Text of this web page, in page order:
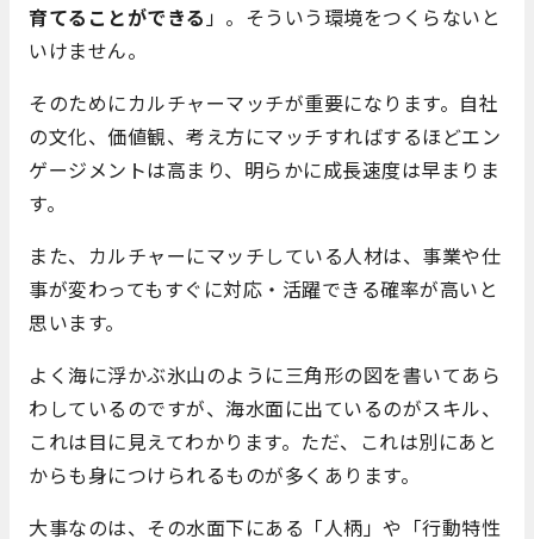
育てることができる」。そういう環境をつくらないと
いけません。
そのためにカルチャーマッチが重要になります。自社
の文化、価値観、考え方にマッチすればするほどエン
ゲージメントは高まり、明らかに成長速度は早まりま
す。
また、カルチャーにマッチしている人材は、事業や仕
事が変わってもすぐに対応・活躍できる確率が高いと
思います。
よく海に浮かぶ氷山のように三角形の図を書いてあら
わしているのですが、海水面に出ているのがスキル、
これは目に見えてわかります。ただ、これは別にあと
からも身につけられるものが多くあります。
大事なのは、その水面下にある「人柄」や「行動特性